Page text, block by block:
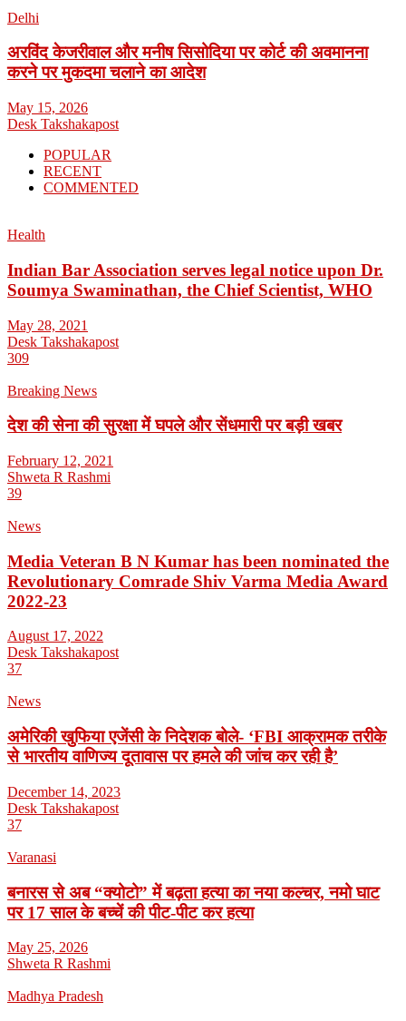
Delhi
अरविंद केजरीवाल और मनीष सिसोदिया पर कोर्ट की अवमानना
करने पर मुकदमा चलाने का आदेश
May 15, 2026
Desk Takshakapost
POPULAR
RECENT
COMMENTED
Health
Indian Bar Association serves legal notice upon Dr.
Soumya Swaminathan, the Chief Scientist, WHO
May 28, 2021
Desk Takshakapost
309
Breaking News
देश की सेना की सुरक्षा में घपले और सेंधमारी पर बड़ी खबर
February 12, 2021
Shweta R Rashmi
39
News
Media Veteran B N Kumar has been nominated the
Revolutionary Comrade Shiv Varma Media Award
2022-23
August 17, 2022
Desk Takshakapost
37
News
अमेरिकी खुफिया एजेंसी के निदेशक बोले- ‘FBI आक्रामक तरीके
से भारतीय वाणिज्य दूतावास पर हमले की जांच कर रही है’
December 14, 2023
Desk Takshakapost
37
Varanasi
बनारस से अब “क्योटो” में बढ़ता हत्या का नया कल्चर, नमो घाट
पर 17 साल के बच्चें की पीट-पीट कर हत्या
May 25, 2026
Shweta R Rashmi
Madhya Pradesh